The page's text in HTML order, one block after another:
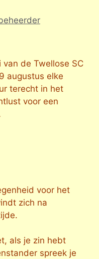
de Twellose SC
augustus elke
terecht in het
voor een
voor het
zich na
als je zin hebt
spreek je